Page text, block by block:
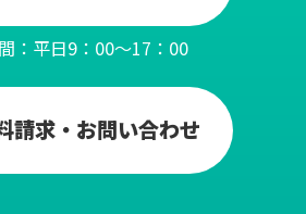
：平日9：00～17：00
請求・お問い合わせ